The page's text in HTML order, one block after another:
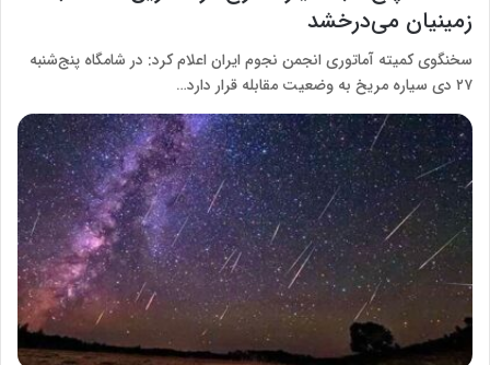
زمینیان می‌درخشد
سخنگوی کمیته آماتوری انجمن نجوم ایران اعلام کرد: در شامگاه پنج‌شنبه
۲۷ دی سیاره مریخ به وضعیت مقابله قرار دارد…